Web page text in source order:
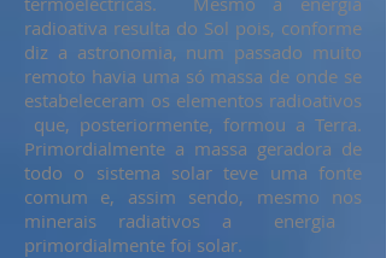
radioativa resulta do Sol pois, conforme
diz a astronomia, num passado muito
remoto havia uma só massa de onde se
estabeleceram os elementos radioativos
que, posteriormente, formou a Terra.
Primordialmente a massa geradora de
todo o sistema solar teve uma fonte
comum e, assim sendo, mesmo nos
minerais radiativos a energia
primordialmente foi solar.